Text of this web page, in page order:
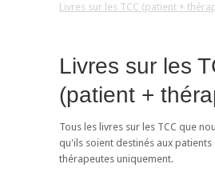
Livres sur les TCC (patient +
Livres sur les
(patient +
Tous les livres sur les TCC que
qu'ils soient destinés aux patients
thérapeutes uniquement.